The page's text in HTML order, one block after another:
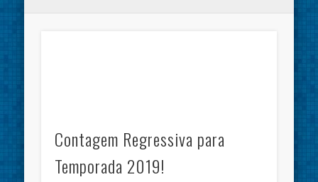
Contagem Regressiva para
Temporada 2019!